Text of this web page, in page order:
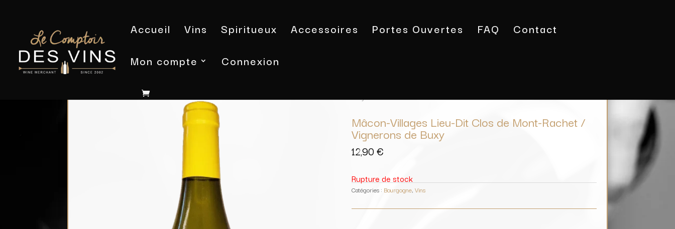
Accueil Vins Spiritueux Accessoires Portes Ouvertes FAQ
Contact
Mon compte
Connexion
Mâcon-Villages Lieu-Dit Clos de Mont-Rachet /
Vignerons de Buxy
12,90€
Rupture de stock
Catégories : Bourgogne,Vins